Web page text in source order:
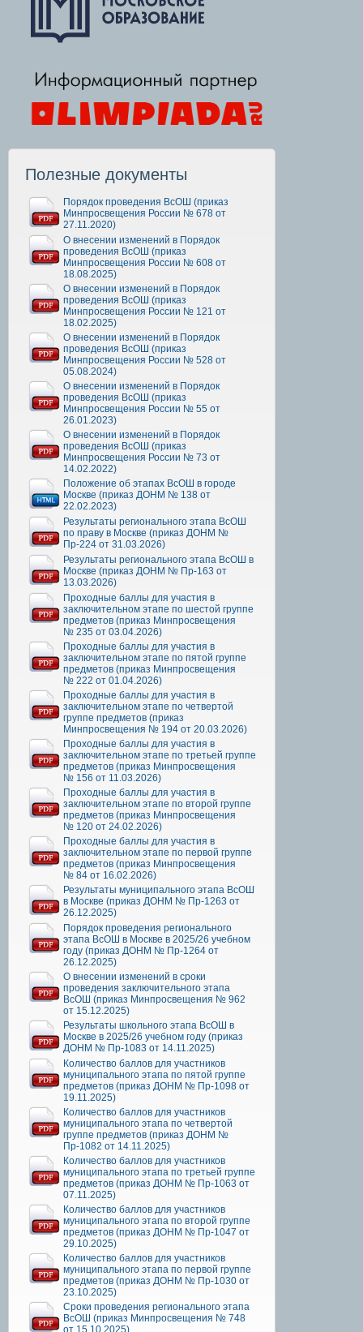
Полезные документы
Порядок проведения ВсОШ (приказ
Минпросвещения России № 678 от
27.11.2020)
О внесении изменений в Порядок
проведения ВсОШ (приказ
Минпросвещения России № 608 от
18.08.2025)
О внесении изменений в Порядок
проведения ВсОШ (приказ
Минпросвещения России № 121 от
18.02.2025)
О внесении изменений в Порядок
проведения ВсОШ (приказ
Минпросвещения России № 528 от
05.08.2024)
О внесении изменений в Порядок
проведения ВсОШ (приказ
Минпросвещения России № 55 от
26.01.2023)
О внесении изменений в Порядок
проведения ВсОШ (приказ
Минпросвещения России № 73 от
14.02.2022)
Положение об этапах ВсОШ в городе
Москве (приказ ДОНМ № 138 от
22.02.2023)
Результаты регионального этапа ВсОШ
по праву в Москве (приказ ДОНМ №
Пр-224 от 31.03.2026)
Результаты регионального этапа ВсОШ в
Москве (приказ ДОНМ № Пр-163 от
13.03.2026)
Проходные баллы для участия в
заключительном этапе по шестой группе
предметов (приказ Минпросвещения
№ 235 от 03.04.2026)
Проходные баллы для участия в
заключительном этапе по пятой группе
предметов (приказ Минпросвещения
№ 222 от 01.04.2026)
Проходные баллы для участия в
заключительном этапе по четвертой
группе предметов (приказ
Минпросвещения № 194 от 20.03.2026)
Проходные баллы для участия в
заключительном этапе по третьей группе
предметов (приказ Минпросвещения
№ 156 от 11.03.2026)
Проходные баллы для участия в
заключительном этапе по второй группе
предметов (приказ Минпросвещения
№ 120 от 24.02.2026)
Проходные баллы для участия в
заключительном этапе по первой группе
предметов (приказ Минпросвещения
№ 84 от 16.02.2026)
Результаты муниципального этапа ВсОШ
в Москве (приказ ДОНМ № Пр-1263 от
26.12.2025)
Порядок проведения регионального
этапа ВсОШ в Москве в 2025/26 учебном
году (приказ ДОНМ № Пр-1264 от
26.12.2025)
О внесении изменений в сроки
проведения заключительного этапа
ВсОШ (приказ Минпросвещения № 962
от 15.12.2025)
Результаты школьного этапа ВсОШ в
Москве в 2025/26 учебном году (приказ
ДОНМ № Пр-1083 от 14.11.2025)
Количество баллов для участников
муниципального этапа по пятой группе
предметов (приказ ДОНМ № Пр-1098 от
19.11.2025)
Количество баллов для участников
муниципального этапа по четвертой
группе предметов (приказ ДОНМ №
Пр-1082 от 14.11.2025)
Количество баллов для участников
муниципального этапа по третьей группе
предметов (приказ ДОНМ № Пр-1063 от
07.11.2025)
Количество баллов для участников
муниципального этапа по второй группе
предметов (приказ ДОНМ № Пр-1047 от
29.10.2025)
Количество баллов для участников
муниципального этапа по первой группе
предметов (приказ ДОНМ № Пр-1030 от
23.10.2025)
Сроки проведения регионального этапа
ВсОШ (приказ Минпросвещения № 748
от 15.10.2025)